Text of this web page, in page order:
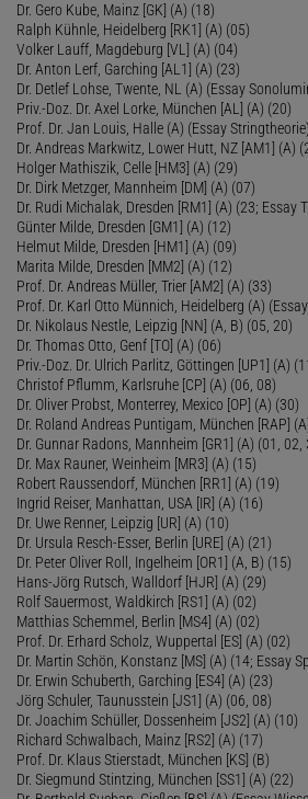
Dr. Gero Kube, Mainz [GK] (A) (18)
Ralph Kühnle, Heidelberg [RK1] (A) (05)
Volker Lauff, Magdeburg [VL] (A) (04)
Dr. Anton Lerf, Garching [AL1] (A) (23)
Dr. Detlef Lohse, Twente, NL (A) (Essay
Priv.-Doz. Dr. Axel Lorke, München [AL] (A) (20)
Prof. Dr. Jan Louis, Halle (A) (Essay Stringtheorie)
Dr. Andreas Markwitz, Lower Hutt, NZ [AM1] (A)
Holger Mathiszik, Celle [HM3] (A) (29)
Dr. Dirk Metzger, Mannheim [DM] (A) (07)
Dr. Rudi Michalak, Dresden [RM1] (A) (23; Essay
Günter Milde, Dresden [GM1] (A) (12)
Helmut Milde, Dresden [HM1] (A) (09)
Marita Milde, Dresden [MM2] (A) (12)
Prof. Dr. Andreas Müller, Trier [AM2] (A) (33)
Prof. Dr. Karl Otto Münnich, Heidelberg (A)
Dr. Nikolaus Nestle, Leipzig [NN] (A, B) (05, 20)
Dr. Thomas Otto, Genf [TO] (A) (06)
Priv.-Doz. Dr. Ulrich Parlitz, Göttingen [UP1] (A)
Christof Pflumm, Karlsruhe [CP] (A) (06, 08)
Dr. Oliver Probst, Monterrey, Mexico [OP] (A) (30)
Dr. Roland Andreas Puntigam, München [RAP]
Dr. Gunnar Radons, Mannheim [GR1] (A) (01, 02,
Dr. Max Rauner, Weinheim [MR3] (A) (15)
Robert Raussendorf, München [RR1] (A) (19)
Ingrid Reiser, Manhattan, USA [IR] (A) (16)
Dr. Uwe Renner, Leipzig [UR] (A) (10)
Dr. Ursula Resch-Esser, Berlin [URE] (A) (21)
Dr. Peter Oliver Roll, Ingelheim [OR1] (A, B) (15)
Hans-Jörg Rutsch, Walldorf [HJR] (A) (29)
Rolf Sauermost, Waldkirch [RS1] (A) (02)
Matthias Schemmel, Berlin [MS4] (A) (02)
Prof. Dr. Erhard Scholz, Wuppertal [ES] (A) (02)
Dr. Martin Schön, Konstanz [MS] (A) (14; Essay
Dr. Erwin Schuberth, Garching [ES4] (A) (23)
Jörg Schuler, Taunusstein [JS1] (A) (06, 08)
Dr. Joachim Schüller, Dossenheim [JS2] (A) (10)
Richard Schwalbach, Mainz [RS2] (A) (17)
Prof. Dr. Klaus Stierstadt, München [KS] (B)
Dr. Siegmund Stintzing, München [SS1] (A) (22)